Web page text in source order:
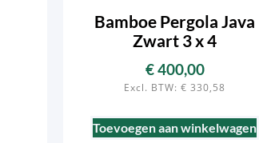
Bamboe Pergola Java
Zwart 3 x 4
€400,00
Excl. BTW: € 330,58
Toevoegen aan winkelwagen